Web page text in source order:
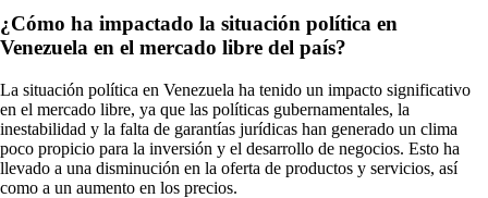
¿Cómo ha impactado la situación política en
Venezuela en el mercado libre del país?
La situación política en Venezuela ha tenido un impacto significativo
en el mercado libre, ya que las políticas gubernamentales, la
inestabilidad y la falta de garantías jurídicas han generado un clima
poco propicio para la inversión y el desarrollo de negocios. Esto ha
llevado a una disminución en la oferta de productos y servicios, así
como a un aumento en los precios.